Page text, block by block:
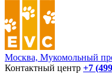
Москва, Мукомольный
Контактный центр +7